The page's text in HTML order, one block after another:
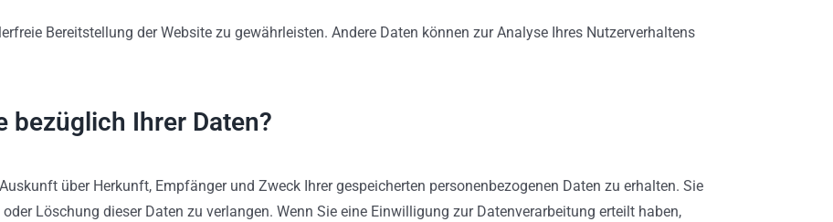
Bereitstellung der Website zu gewährleisten. Andere Daten können zur Analyse Ihres Nutzerverhaltens
bezüglich Ihrer Daten?
über Herkunft, Empfänger und Zweck Ihrer gespeicherten personenbezogenen Daten zu erhalten. Sie
Löschung dieser Daten zu verlangen. Wenn Sie eine Einwilligung zur Datenverarbeitung erteilt haben,